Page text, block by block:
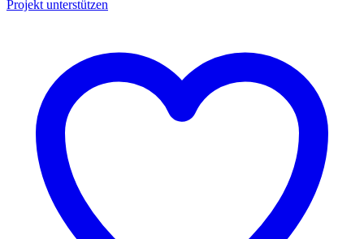
Projekt unterstützen